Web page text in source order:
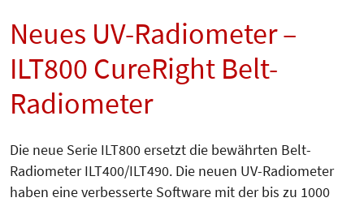
Neues UV-Radiometer –
ILT800 CureRight Belt-
Radiometer
Die neue Serie ILT800 ersetzt die bewährten Belt-
Radiometer ILT400/ILT490. Die neuen UV-Radiometer
haben eine verbesserte Software mit der bis zu 1000